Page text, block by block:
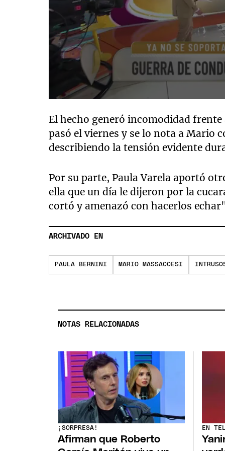
El hecho generó incomodidad
pasó el viernes y se lo nota a Mario
describiendo la tensión evidente
Por su parte, Paula Varela aportó
ella que un día le dijeron por la
cortó y amenazó con hacerlos
ARCHIVADO EN
PAULA BERNINI MARIO MASSACCESI
NOTAS RELACIONADAS
¡SORPRESA!
Afirman que Roberto
EN